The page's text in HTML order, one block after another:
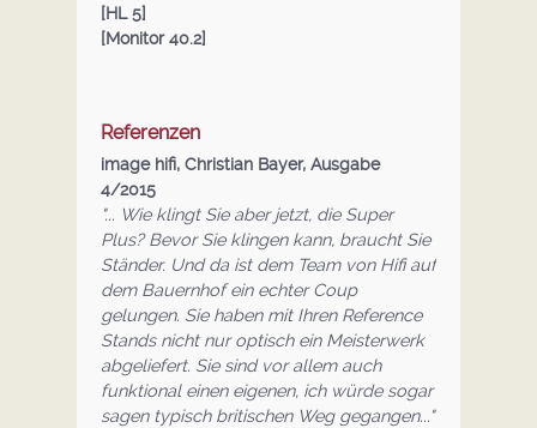
[HL 5]
[Monitor 40.2]
Referenzen
image hifi, Christian Bayer, Ausgabe
4/2015
"... Wie klingt Sie aber jetzt, die Super
Plus? Bevor Sie klingen kann, braucht Sie
Ständer. Und da ist dem Team von Hifi auf
dem Bauernhof ein echter Coup
gelungen. Sie haben mit Ihren Reference
Stands nicht nur optisch ein Meisterwerk
abgeliefert. Sie sind vor allem auch
funktional einen eigenen, ich würde sogar
sagen typisch britischen Weg gegangen..."